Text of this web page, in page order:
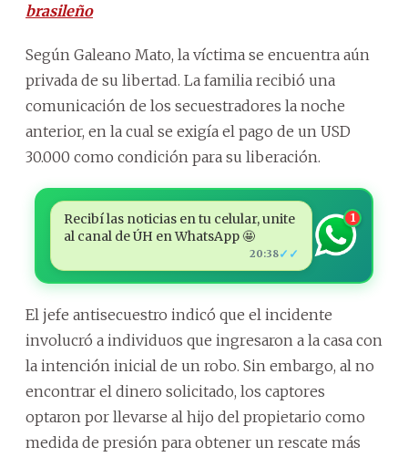
brasileño
Según Galeano Mato, la víctima se encuentra aún
privada de su libertad. La familia recibió una
comunicación de los secuestradores la noche
anterior, en la cual se exigía el pago de un USD
30.000 como condición para su liberación.
Recibí las noticias en tu celular, unite
al canal de ÚH en WhatsApp 🤩
20:38✓✓
1
El jefe antisecuestro indicó que el incidente
involucró a individuos que ingresaron a la casa con
la intención inicial de un robo. Sin embargo, al no
encontrar el dinero solicitado, los captores
optaron por llevarse al hijo del propietario como
medida de presión para obtener un rescate más